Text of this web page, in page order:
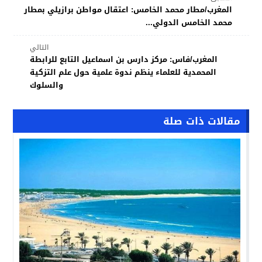
المغرب/مطار محمد الخامس: اعتقال مواطن برازيلي بمطار
محمد الخامس الدولي...
التالي
المغرب/فاس: مركز دارس بن اسماعيل التابع للرابطة
المحمدية للعلماء ينظم ندوة علمية حول علم التزكية
والسلوك
مقالات ذات صلة